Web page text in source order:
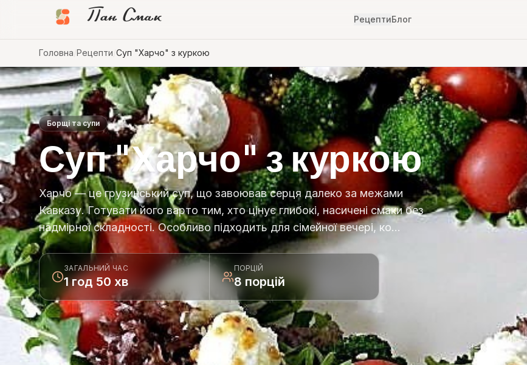
Пан Смак РецептиБлог
Головна Рецепти Суп "Харчо" з куркою
Борщі та супи
Суп "Харчо" з куркою
Харчо — це грузинський суп, що завоював серця далеко за межами
Кавказу. Готувати його варто тим, хто цінує глибокі, насичені смаки без
надмірної складності. Особливо підходить для сімейної вечері, ко…
ЗАГАЛЬНИЙ ЧАС
1 год 50 хв
ПОРЦІЙ
8 порцій